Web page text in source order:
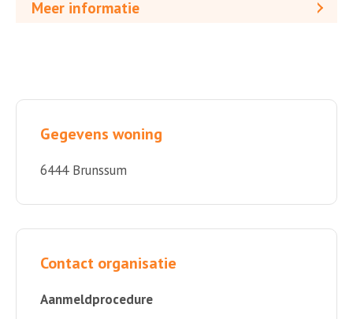
Meer informatie
Gegevens woning
6444 Brunssum
Contact organisatie
Aanmeldprocedure